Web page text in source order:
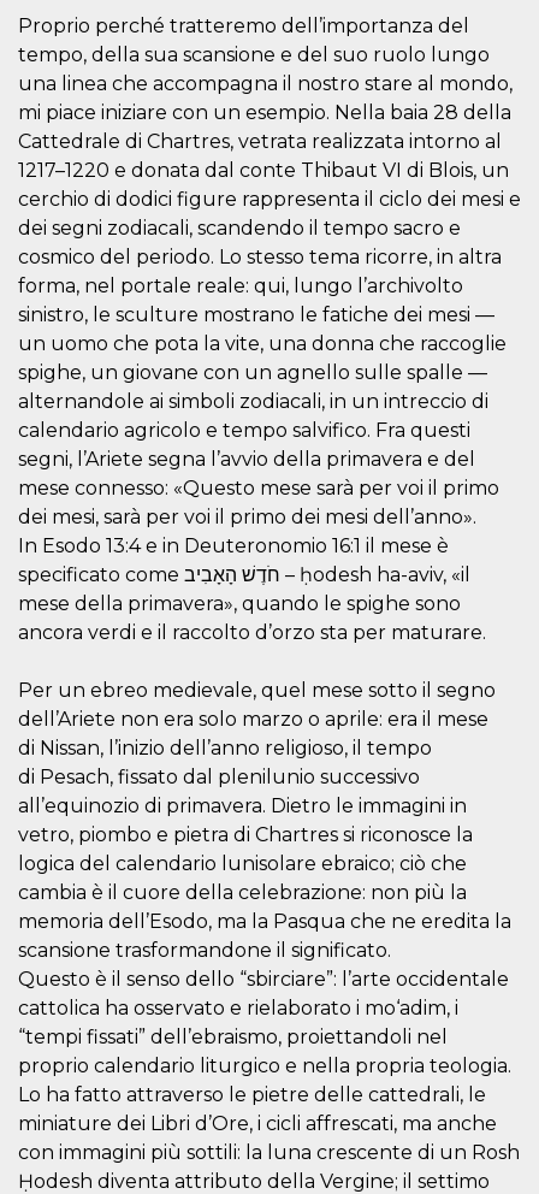
Proprio perché tratteremo dell’importanza del
tempo, della sua scansione e del suo ruolo lungo
una linea che accompagna il nostro stare al mondo,
mi piace iniziare con un esempio. Nella baia 28 della
Cattedrale di Chartres, vetrata realizzata intorno al
1217–1220 e donata dal conte Thibaut VI di Blois, un
cerchio di dodici figure rappresenta il ciclo dei mesi e
dei segni zodiacali, scandendo il tempo sacro e
cosmico del periodo. Lo stesso tema ricorre, in altra
forma, nel portale reale: qui, lungo l’archivolto
sinistro, le sculture mostrano le fatiche dei mesi —
un uomo che pota la vite, una donna che raccoglie
spighe, un giovane con un agnello sulle spalle —
alternandole ai simboli zodiacali, in un intreccio di
calendario agricolo e tempo salvifico. Fra questi
segni, l’Ariete segna l’avvio della primavera e del
mese connesso: «Questo mese sarà per voi il primo
dei mesi, sarà per voi il primo dei mesi dell’anno».
In Esodo 13:4 e in Deuteronomio 16:1 il mese è
specificato come חֹדֶשׁ הָאָבִיב – ḥodesh ha-aviv, «il
mese della primavera», quando le spighe sono
ancora verdi e il raccolto d’orzo sta per maturare.
Per un ebreo medievale, quel mese sotto il segno
dell’Ariete non era solo marzo o aprile: era il mese
di Nissan, l’inizio dell’anno religioso, il tempo
di Pesach, fissato dal plenilunio successivo
all’equinozio di primavera. Dietro le immagini in
vetro, piombo e pietra di Chartres si riconosce la
logica del calendario lunisolare ebraico; ciò che
cambia è il cuore della celebrazione: non più la
memoria dell’Esodo, ma la Pasqua che ne eredita la
scansione trasformandone il significato.
Questo è il senso dello “sbirciare”: l’arte occidentale
cattolica ha osservato e rielaborato i mo‘adim, i
“tempi fissati” dell’ebraismo, proiettandoli nel
proprio calendario liturgico e nella propria teologia.
Lo ha fatto attraverso le pietre delle cattedrali, le
miniature dei Libri d’Ore, i cicli affrescati, ma anche
con immagini più sottili: la luna crescente di un Rosh
Ḥodesh diventa attributo della Vergine; il settimo
las páginas se
carguen más
rápido.
CookieScriptConsent
CookieScript
4 semanas 2
días
El servicio
Cookie-
Script.com
utiliza esta
cookie para
recordar las
preferencias de
consentimiento
de cookies de
los visitantes. Es
necesario que el
cookies de
Cookie-
Script.com
funcione
correctamente.
Declaración de almacenamiento
Nombre
Tipo de
almacenamiento
Descripción
fbssls_314278995690155
Almacenamiento
de sesión
wpEmojiSettingsSupports
Almacenamiento
cn_uc__
Almacenamiento
local
Nombre
Proveedor /
Dominio
Vencimiento
c_user
Meta
Platform Inc.
.facebook.com
4 semanas 2
días
datr
Meta
Platform Inc.
.facebook.com
2 años
Esta
usuario
que se
ayudar